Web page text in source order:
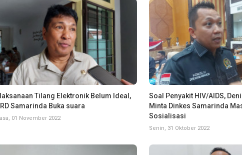
Tilang Elektronik Belum Ideal,
Samarinda Buka suara
01 November 2022
Soal Penyakit HIV/AIDS,
Minta Dinkes Samarinda
Sosialisasi
Senin, 31 Oktober 2022